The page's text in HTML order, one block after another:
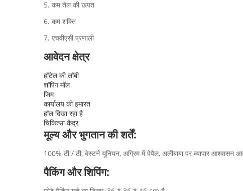
5. कम तेल की खपत
6. कम शक्ति
7. एचवीएसी प्रणाली
आवेदन क्षेत्र
हॉटेल की लॉबी
शॉपिंग मॉल
जिम
कार्यालय की इमारत
हॉल दिखा रहा है
चिकित्सा केंद्र
मूल्य और भुगतान की शर्तें:
100% टी / टी, वेस्टर्न यूनियन, अग्रिम में पेपैल, अलीबाबा पर व्यापार आश्वासन
पैकिंग और शिपिंग: